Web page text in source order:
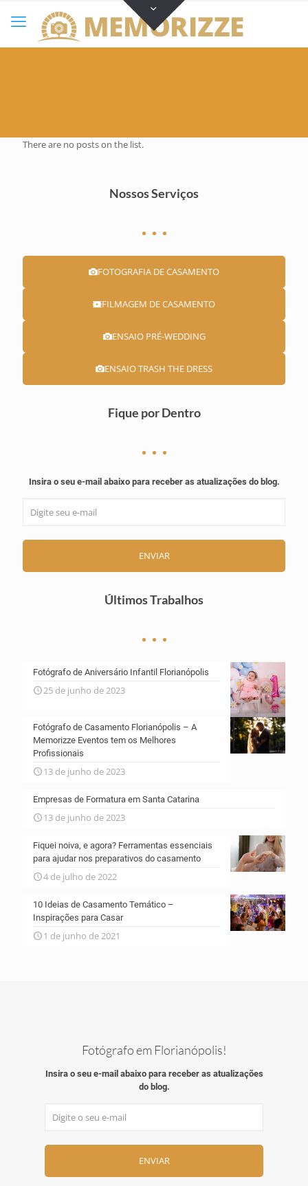
There are no posts on the list.
Nossos Serviços
FOTOGRAFIA DE CASAMENTO
FILMAGEM DE CASAMENTO
ENSAIO PRÉ-WEDDING
ENSAIO TRASH THE DRESS
Fique por Dentro
Insira o seu e-mail abaixo para receber as atualizações do blog.
ENVIAR
Últimos Trabalhos
Fotógrafo de Aniversário Infantil Florianópolis
25 de junho de 2023
Fotógrafo de Casamento Florianópolis – A
Memorizze Eventos tem os Melhores
Profissionais
13 de junho de 2023
Empresas de Formatura em Santa Catarina
13 de junho de 2023
Fiquei noiva, e agora? Ferramentas essenciais
para ajudar nos preparativos do casamento
4 de julho de 2022
10 Ideias de Casamento Temático –
Inspirações para Casar
1 de junho de 2021
Fotógrafo em Florianópolis!
Insira o seu e-mail abaixo para receber as atualizações
do blog.
ENVIAR